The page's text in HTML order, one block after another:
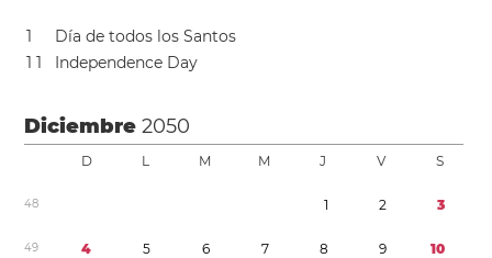
1
Día de todos los Santos
1 1 Independence Day
Diciembre2050
D L M M J V S
48 1 2 3
49 4 5 6 7 8 9 10